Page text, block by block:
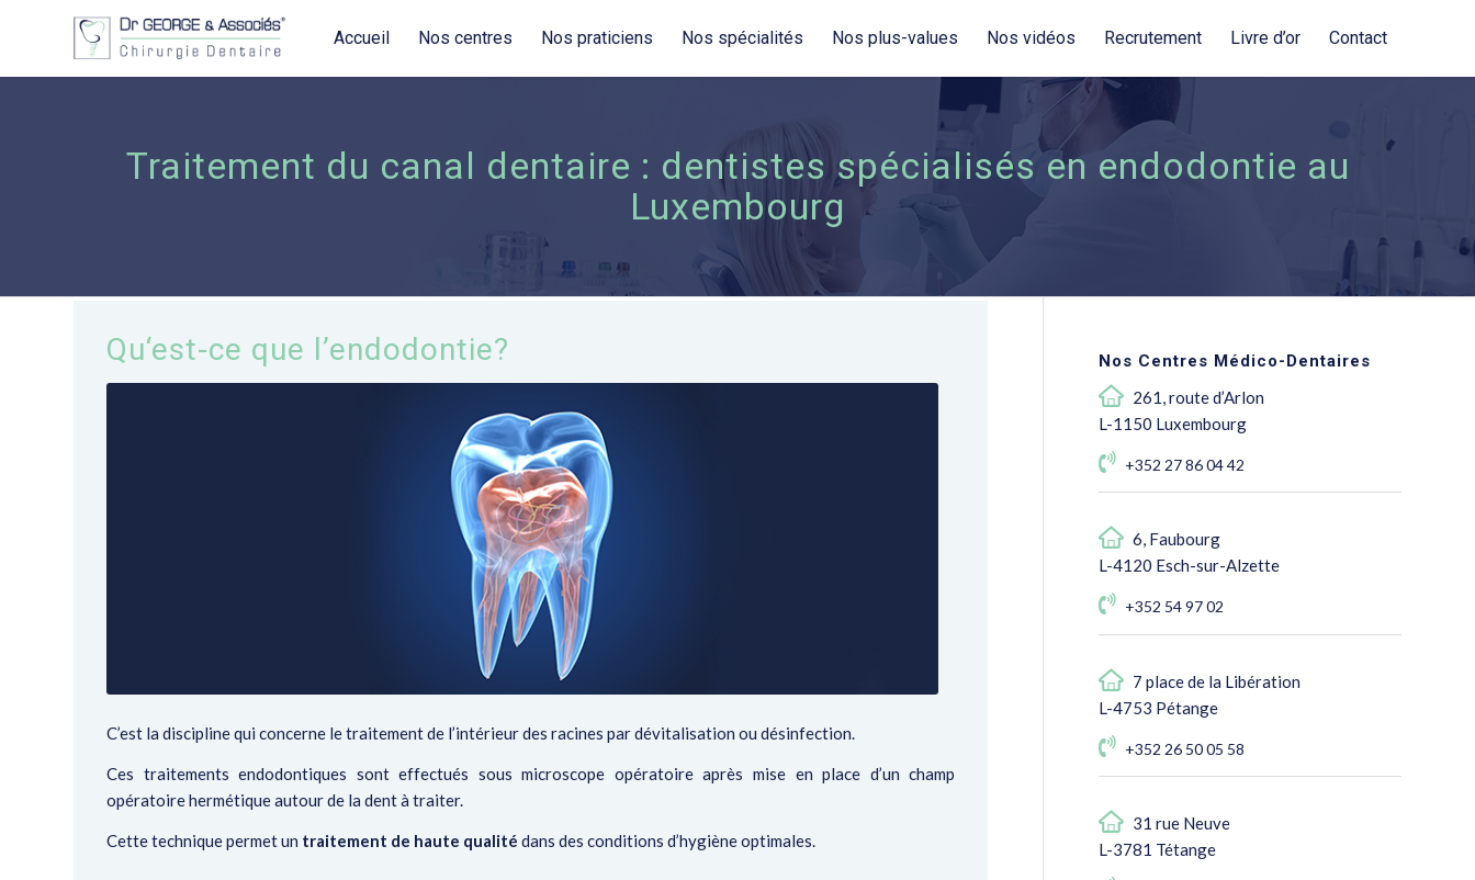
Accueil Nos centres Nos praticiens Nos spécialités Nos plus-values Nos vidéos Recrutement Livre d’or Contact
Traitement du canal dentaire : dentistes spécialisés en endodontie au
Luxembourg
Qu‘est-ce que l’endodontie?
C’est la discipline qui concerne letraitement de l’intérieur des racines par dévitalisation ou désinfection.
Ces traitements endodontiques sont effectués sous microscope opératoire après mise en place d’un champ
opératoire hermétique autour de la dent à traiter.
Cette technique permet un traitement de haute qualité dans des conditions d’hygiène optimales.
Nos Centres Médico-Dentaires
261, route d’Arlon
L-1150 Luxembourg
+352 27 86 04 42
6, Faubourg
L-4120 Esch-sur-Alzette
+352 54 97 02
7 place de la Libération
L-4753 Pétange
+352 26 50 05 58
31 rue Neuve
L-3781 Tétange